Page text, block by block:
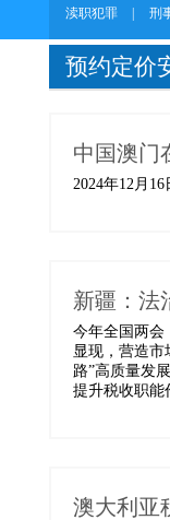
渎职犯罪
刑
预约定价
中国澳门
2024年12月
新疆：法
今年全国两会
显现，营造市
路”高质量发
提升税收职能
澳大利亚